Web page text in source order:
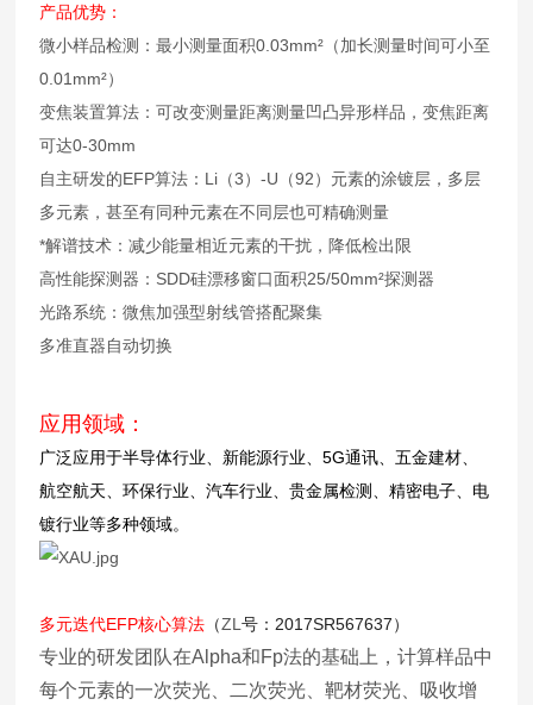
产品优势：
微小样品检测：最小测量面积0.03mm²（加长测量时间可小至
0.01mm²）
变焦装置算法：可改变测量距离测量凹凸异形样品，变焦距离
可达0-30mm
自主研发的EFP算法：Li（3）-U（92）元素的涂镀层，多层
多元素，甚至有同种元素在不同层也可精确测量
*解谱技术：减少能量相近元素的干扰，降低检出限
高性能探测器：SDD硅漂移窗口面积25/50mm²探测器
光路系统：微焦加强型射线管搭配聚集
多准直器自动切换
应用领域：
广泛应用于半导体行业、新能源行业、5G通讯、五金建材、
航空航天、环保行业、汽车行业、贵金属检测、精密电子、电
镀行业等多种领域。
多元迭代EFP核心算法 （ZL号：2017SR567637）
专业的研发团队在Alpha和Fp法的基础上，计算样品中
每个元素的一次荧光、二次荧光、靶材荧光、吸收增